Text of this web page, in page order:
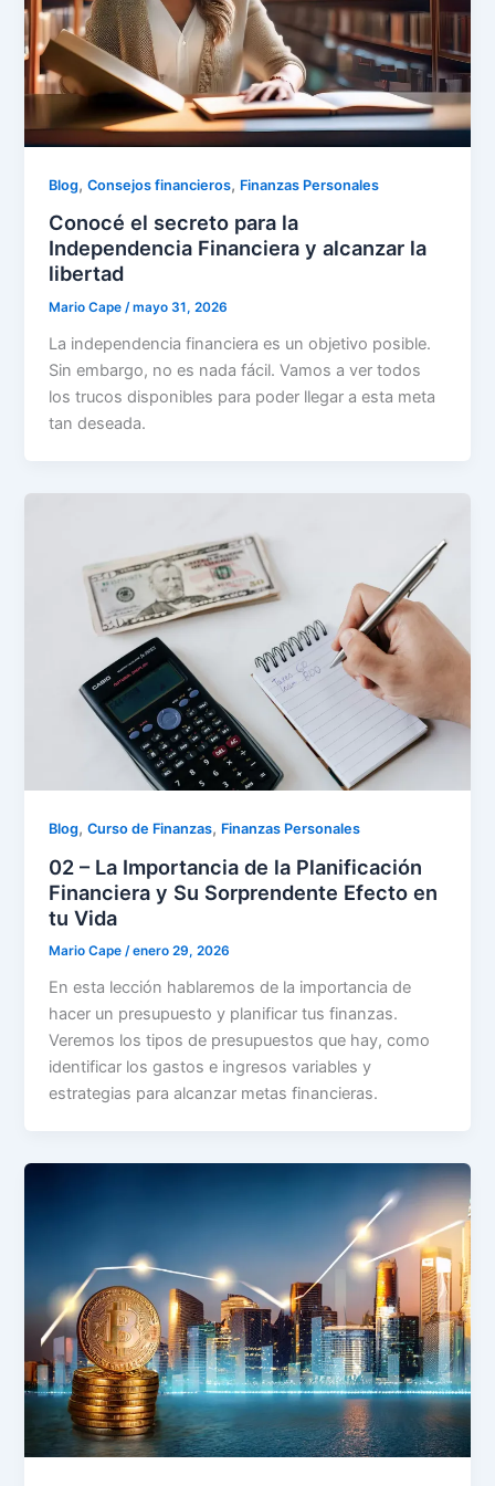
Blog,Consejos financieros, Finanzas Personales
Conocé el secreto para la
Independencia Financiera y alcanzar la
libertad
Mario Cape/mayo 31, 2026
La independencia financiera es un objetivo posible.
Sin embargo, no es nada fácil. Vamos a ver todos
los trucos disponibles para poder llegar a esta meta
tan deseada.
Blog,Curso de Finanzas, Finanzas Personales
02 – La Importancia de la Planificación
Financiera y Su Sorprendente Efecto en
tu Vida
Mario Cape/enero 29, 2026
En esta lección hablaremos de la importancia de
hacer un presupuesto y planificar tus finanzas.
Veremos los tipos de presupuestos que hay, como
identificar los gastos e ingresos variables y
estrategias para alcanzar metas financieras.